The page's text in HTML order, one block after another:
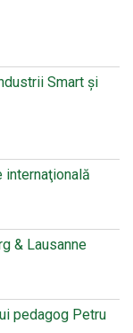
Smart și
internaţională
& Lausanne
pedagog Petru